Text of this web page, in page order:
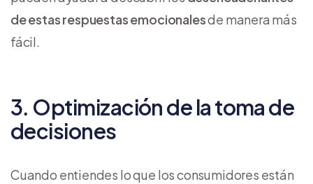
de estas respuestas emocionalesde manera más
fácil.
3. Optimización de la toma de
decisiones
Cuando entiendes lo que los consumidores están